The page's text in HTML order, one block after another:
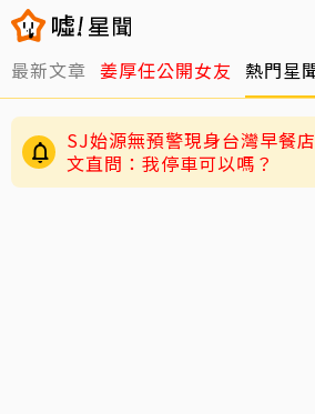
最新文章 姜厚任公開女友 熱門星
SJ始源無預警現身台灣早餐
文直問：我停車可以嗎？